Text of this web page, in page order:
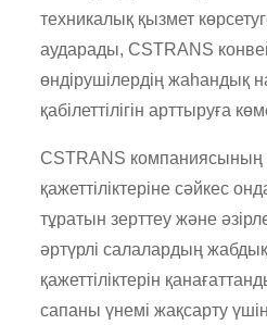
техникалық қызмет
аударады, CSTRANS
өндірушілердің жаһандық
қабілеттілігін арттыруға
CSTRANS компаниясының
қажеттіліктеріне сәйкес
тұратын зерттеу және
әртүрлі салалардың
қажеттіліктерін
сапаны үнемі жақсарту